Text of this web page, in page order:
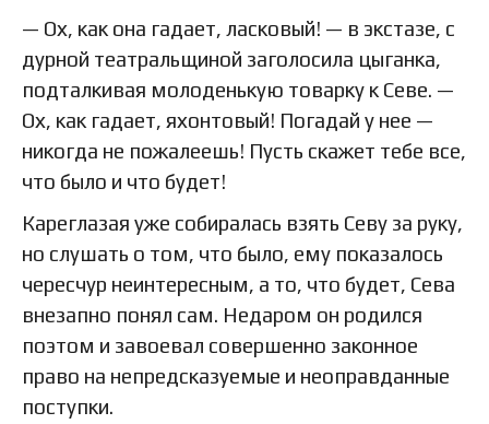
— Ох, как она гадает, ласковый! — в экстазе, с
дурной театральщиной заголосила цыганка,
подталкивая молоденькую товарку к Севе. —
Ох, как гадает, яхонтовый! Погадай у нее —
никогда не пожалеешь! Пусть скажет тебе все,
что было и что будет!
Кареглазая уже собиралась взять Севу за руку,
но слушать о том, что было, ему показалось
чересчур неинтересным, а то, что будет, Сева
внезапно понял сам. Недаром он родился
поэтом и завоевал совершенно законное
право на непредсказуемые и неоправданные
поступки.